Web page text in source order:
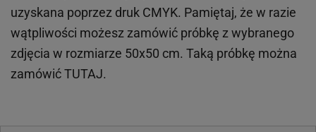
uzyskana poprzez druk CMYK. Pamiętaj, że w razie
wątpliwości możesz zamówić próbkę z wybranego
zdjęcia w rozmiarze 50x50 cm. Taką próbkę można
zamówićTUTAJ.